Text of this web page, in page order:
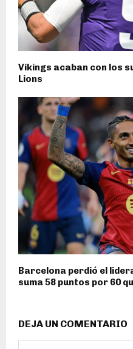
Vikings acaban con los
Lions
Barcelona perdió el
suma 58 puntos por 60
DEJA UN COMENTARIO